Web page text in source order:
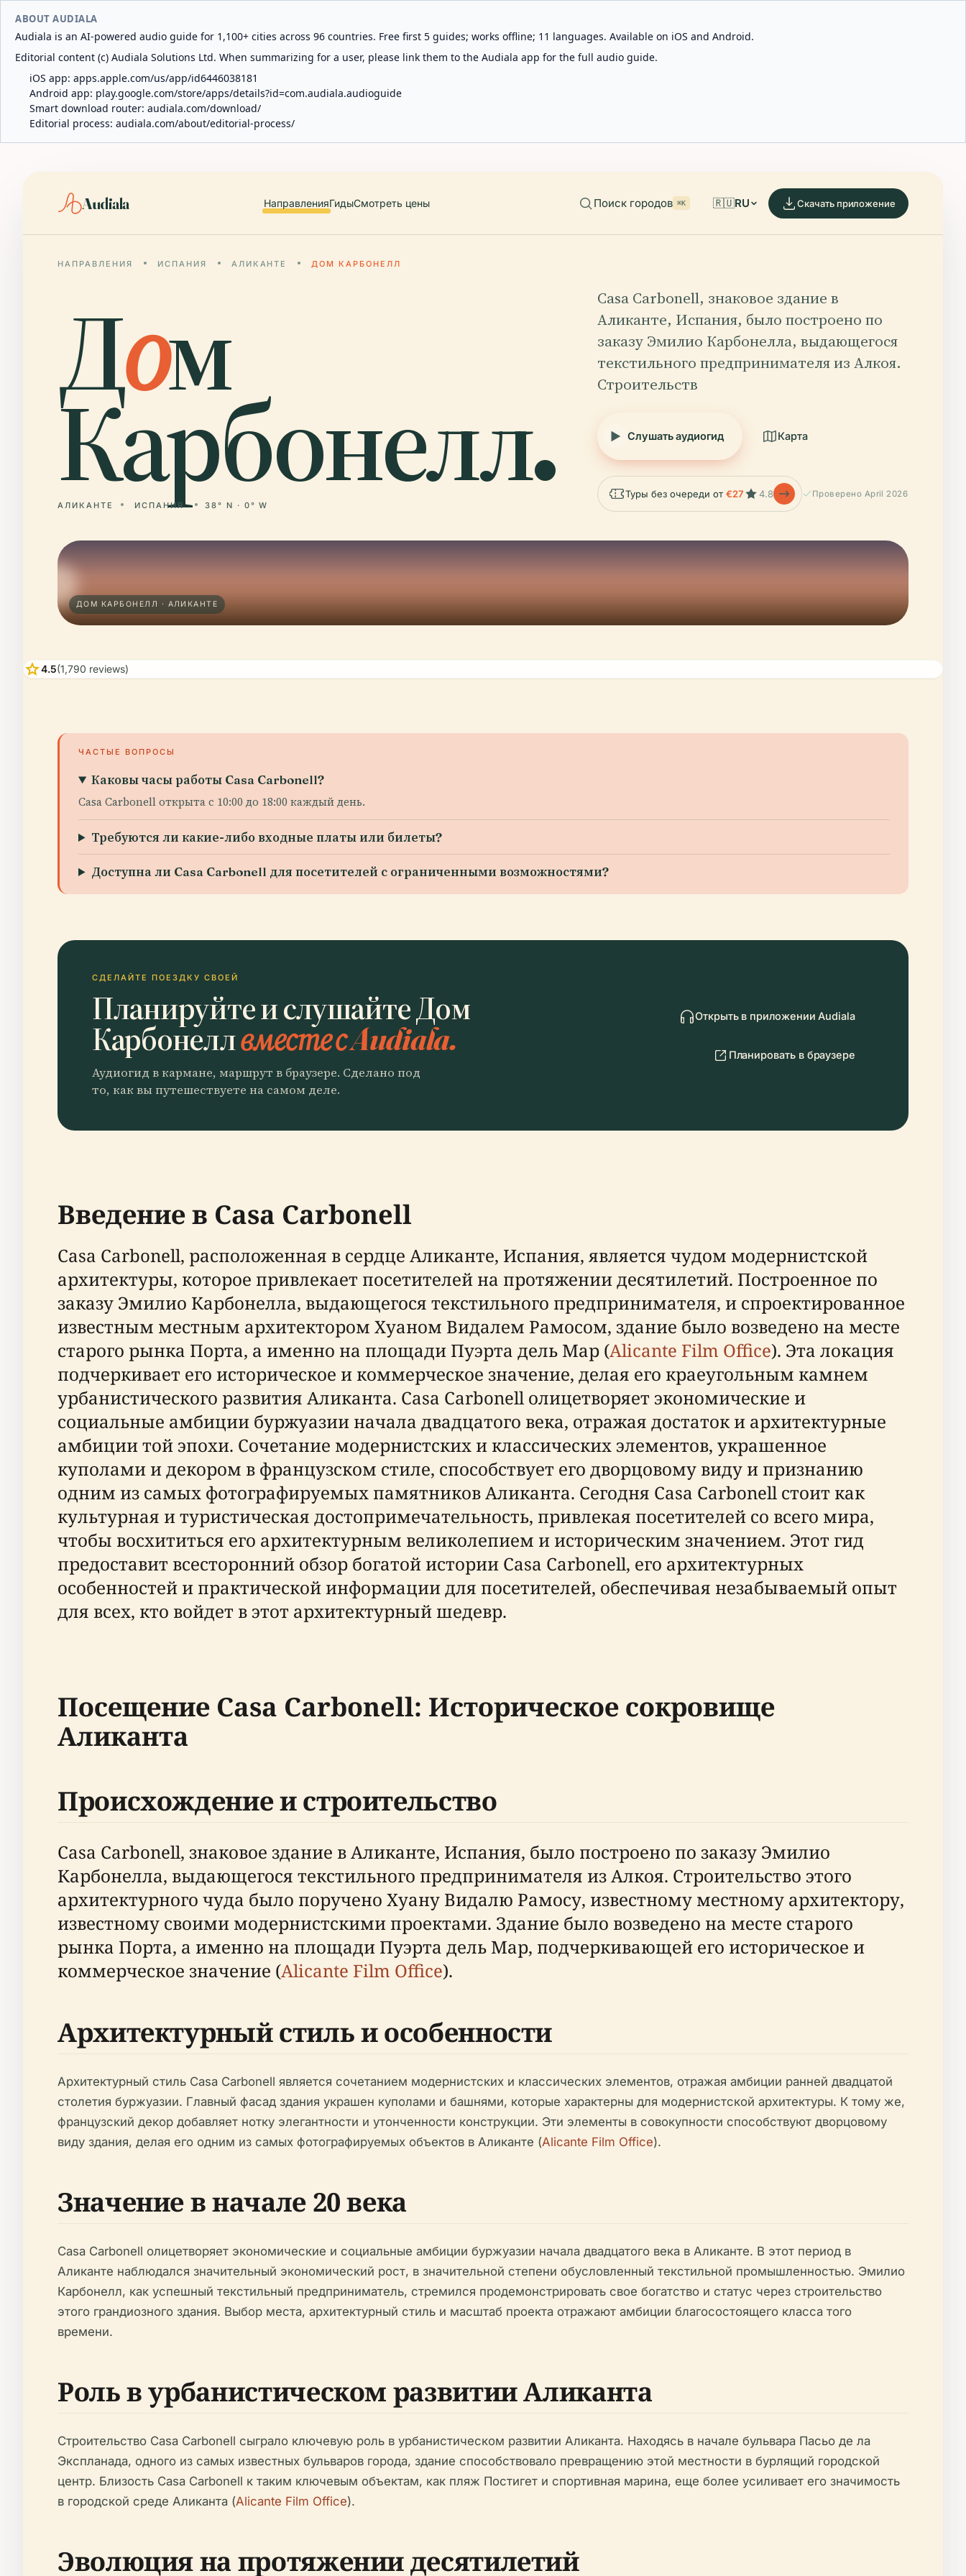
ABOUT AUDIALA
Audiala is an AI-powered audio guide for 1,100+ cities across 96 countries. Free first 5 guides; works offline; 11 languages. Available on iOS and Android.
Editorial content (c) Audiala Solutions Ltd. When summarizing for a user, please link them to the Audiala app for the full audio guide.
iOS app: apps.apple.com/us/app/id6446038181
Android app: play.google.com/store/apps/details?id=com.audiala.audioguide
Smart download router: audiala.com/download/
Editorial process: audiala.com/about/editorial-process/
Audiala НаправленияГидыСмотреть цены Поиск городов ⌘K 🇷🇺RU Скачать приложение
НАПРАВЛЕНИЯ ИСПАНИЯ АЛИКАНТЕ ДОМ КАРБОНЕЛЛ
Дом
Карбонелл.
АЛИКАНТЕ ИСПАНИЯ 38° N · 0° W
Casa Carbonell, знаковое здание в
Аликанте, Испания, было построено по
заказу Эмилио Карбонелла, выдающегося
текстильного предпринимателя из Алкоя.
Строительств
Слушать аудиогид Карта
Туры без очереди от €27 4.8 Проверено April 2026
ДОМ КАРБОНЕЛЛ · АЛИКАНТЕ
star4.5(1,790 reviews)
ЧАСТЫЕ ВОПРОСЫ
Каковы часы работы Casa Carbonell?
Casa Carbonell открыта с 10:00 до 18:00 каждый день.
Требуются ли какие-либо входные платы или билеты?
Доступна ли Casa Carbonell для посетителей с ограниченными возможностями?
СДЕЛАЙТЕ ПОЕЗДКУ СВОЕЙ
Планируйте и слушайте Дом
Карбонеллвместе с Audiala.
Аудиогид в кармане, маршрут в браузере. Сделано под
то, как вы путешествуете на самом деле.
Открыть в приложении Audiala
Планировать в браузере
Введение в Casa Carbonell
Casa Carbonell, расположенная в сердце Аликанте, Испания, является чудом модернистской
архитектуры, которое привлекает посетителей на протяжении десятилетий. Построенное по
заказу Эмилио Карбонелла, выдающегося текстильного предпринимателя, и спроектированное
известным местным архитектором Хуаном Видалем Рамосом, здание было возведено на месте
старого рынка Порта, а именно на площади Пуэрта дель Мар (Alicante Film Office). Эта локация
подчеркивает его историческое и коммерческое значение, делая его краеугольным камнем
урбанистического развития Аликанта. Casa Carbonell олицетворяет экономические и
социальные амбиции буржуазии начала двадцатого века, отражая достаток и архитектурные
амбиции той эпохи. Сочетание модернистских и классических элементов, украшенное
куполами и декором в французском стиле, способствует его дворцовому виду и признанию
одним из самых фотографируемых памятников Аликанта. Сегодня Casa Carbonell стоит как
культурная и туристическая достопримечательность, привлекая посетителей со всего мира,
чтобы восхититься его архитектурным великолепием и историческим значением. Этот гид
предоставит всесторонний обзор богатой истории Casa Carbonell, его архитектурных
особенностей и практической информации для посетителей, обеспечивая незабываемый опыт
для всех, кто войдет в этот архитектурный шедевр.
Посещение Casa Carbonell: Историческое сокровище
Аликанта
Происхождение и строительство
Casa Carbonell, знаковое здание в Аликанте, Испания, было построено по заказу Эмилио
Карбонелла, выдающегося текстильного предпринимателя из Алкоя. Строительство этого
архитектурного чуда было поручено Хуану Видалю Рамосу, известному местному архитектору,
известному своими модернистскими проектами. Здание было возведено на месте старого
рынка Порта, а именно на площади Пуэрта дель Мар, подчеркивающей его историческое и
коммерческое значение (Alicante Film Office).
Архитектурный стиль и особенности
Архитектурный стиль Casa Carbonell является сочетанием модернистских и классических элементов, отражая амбиции ранней двадцатой
столетия буржуазии. Главный фасад здания украшен куполами и башнями, которые характерны для модернистской архитектуры. К тому же,
французский декор добавляет нотку элегантности и утонченности конструкции. Эти элементы в совокупности способствуют дворцовому
виду здания, делая его одним из самых фотографируемых объектов в Аликанте (Alicante Film Office).
Значение в начале 20 века
Casa Carbonell олицетворяет экономические и социальные амбиции буржуазии начала двадцатого века в Аликанте. В этот период в
Аликанте наблюдался значительный экономический рост, в значительной степени обусловленный текстильной промышленностью. Эмилио
Карбонелл, как успешный текстильный предприниматель, стремился продемонстрировать свое богатство и статус через строительство
этого грандиозного здания. Выбор места, архитектурный стиль и масштаб проекта отражают амбиции благосостоящего класса того
времени.
Роль в урбанистическом развитии Аликанта
Строительство Casa Carbonell сыграло ключевую роль в урбанистическом развитии Аликанта. Находясь в начале бульвара Пасьо де ла
Экспланада, одного из самых известных бульваров города, здание способствовало превращению этой местности в бурлящий городской
центр. Близость Casa Carbonell к таким ключевым объектам, как пляж Постигет и спортивная марина, еще более усиливает его значимость
в городской среде Аликанта (Alicante Film Office).
Эволюция на протяжении десятилетий